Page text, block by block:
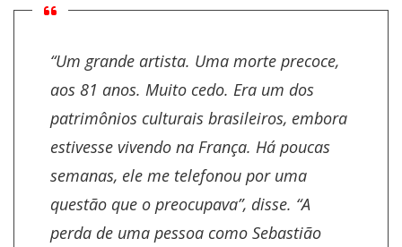
“Um grande artista. Uma morte precoce,
aos 81 anos. Muito cedo. Era um dos
patrimônios culturais brasileiros, embora
estivesse vivendo na França. Há poucas
semanas, ele me telefonou por uma
questão que o preocupava”, disse. “A
perda de uma pessoa como Sebastião